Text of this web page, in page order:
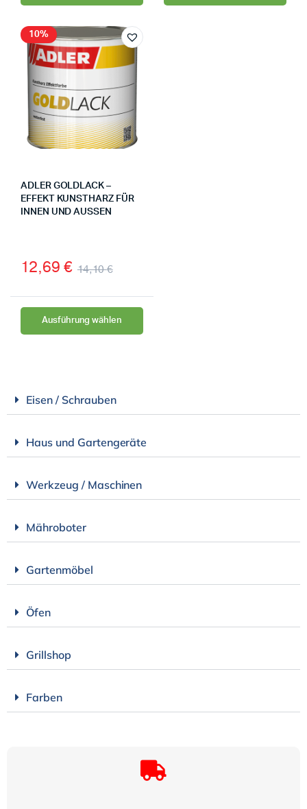
10%
ADLER GOLDLACK –
EFFEKT KUNSTHARZ FÜR
INNEN UND AUSSEN
14,10€
12,69 €
Ausführung wählen
Eisen / Schrauben
Haus und Gartengeräte
Werkzeug / Maschinen
Mähroboter
Gartenmöbel
Öfen
Grillshop
Farben